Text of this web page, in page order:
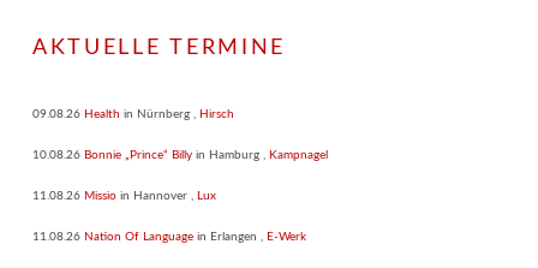
AKTUELLE TERMINE
09.08.26 Health in Nürnberg Hirsch
10.08.26 Bonnie „Prince“ Billy in Hamburg Kampnagel
11.08.26 Missio in Hannover Lux
11.08.26 Nation Of Language in Erlangen E-Werk